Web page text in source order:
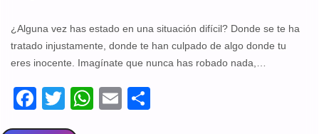
¿Alguna vez has estado en una situación difícil? Donde se te ha
tratado injustamente, donde te han culpado de algo donde tu
eres inocente. Imagínate que nunca has robado nada,…
Facebook
Twitter
WhatsApp
Email